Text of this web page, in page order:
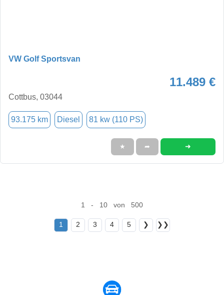
VW Golf Sportsvan
11.489 €
Cottbus, 03044
93.175 km Diesel 81 kw (110 PS)
★ ➦ ➜
1 - 10 von 500
1 2 3 4 5 ❯ ❯❯